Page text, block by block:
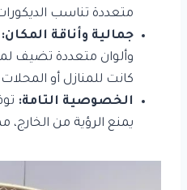
متعددة تناسب
جمالية وأناقة المكان:
وألوان متعددة تضيف
كانت للمنازل أو المحلات
الخصوصية التامة:
يمنع الرؤية من الخارج،